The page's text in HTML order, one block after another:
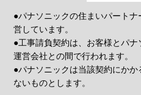
●パナソニックの住まいパート
営しています。
●工事請負契約は、お客様とパ
運営会社との間で行われます。
●パナソニックは当該契約にか
ないものとします。